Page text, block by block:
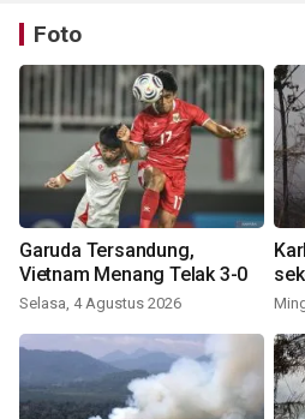
Foto
Garuda Tersandung,
Vietnam Menang Telak 3-0
Selasa, 4 Agustus 2026